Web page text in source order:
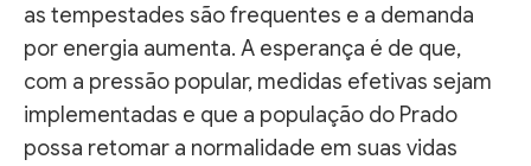
as tempestades são frequentes e a demanda
por energia aumenta. A esperança é de que,
com a pressão popular, medidas efetivas sejam
implementadas e que a população do Prado
possa retomar a normalidade em suas vidas